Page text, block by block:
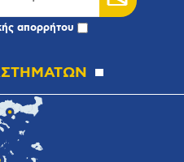
απορρήτου